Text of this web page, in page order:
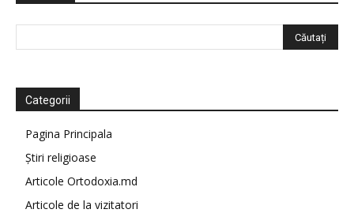
Categorii
Pagina Principala
Știri religioase
Articole Ortodoxia.md
Articole de la vizitatori